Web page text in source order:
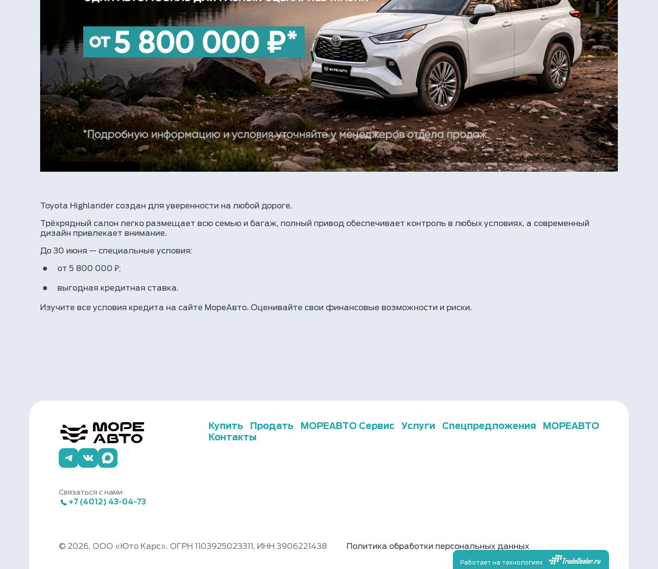
Toyota Highlander создан для уверенности на любой дороге.
Трёхрядный салон легко размещает всю семью и багаж, полный привод обеспечивает контроль в любых условиях, а современный
дизайн привлекает внимание.
До 30 июня — специальные условия:
от 5 800 000 ₽;
выгодная кредитная ставка.
Изучите все условия кредита на сайте МореАвто. Оценивайте свои финансовые возможности и риски.
Связаться с нами:
+7 (4012) 43-04-73
Купить Продать МОРЕАВТО Сервис Услуги Спецпредложения
МОРЕАВТО
Контакты
© 2026, ООО «Юто Карс». ОГРН 1103925023311, ИНН 3906221438 Политика обработки персональных данных
Работает на технологиях